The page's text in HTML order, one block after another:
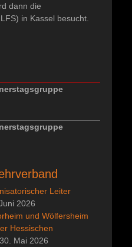
dann die
in Kassel besucht.
Leiter
2026
und Wölfersheim
Hessischen
30. Mai 2026